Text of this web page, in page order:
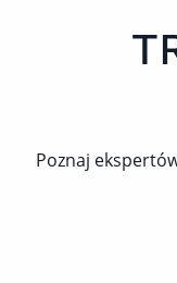
Poznaj